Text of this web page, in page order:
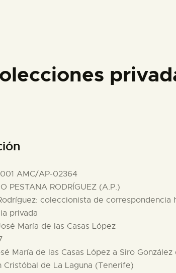
AMC/AP-02364
PESTANA RODRÍGUEZ (A.P.)
coleccionista de correspondencia
privada
María de las Casas López
María de las Casas López a Siro González
Cristóbal de La Laguna (Tenerife)